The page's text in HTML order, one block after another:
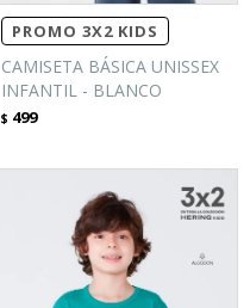
PROMO 3X2 KIDS
CAMISETA BÁSICA UNISSEX
INFANTIL - BLANCO
$ 499